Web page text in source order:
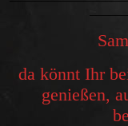
da könnt Ihr
genießen,